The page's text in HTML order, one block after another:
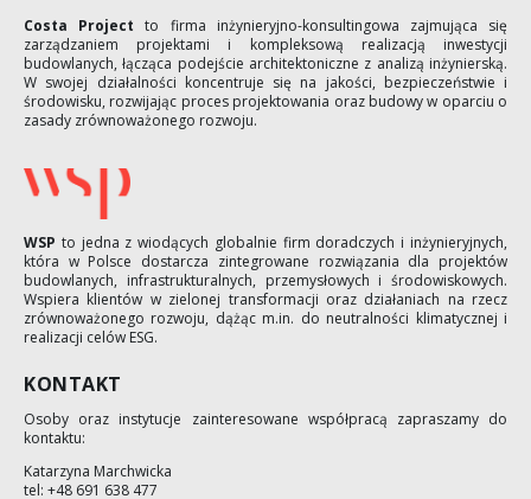
Costa Project to firma inżynieryjno-konsultingowa zajmująca się
zarządzaniem projektami i kompleksową realizacją inwestycji
budowlanych, łącząca podejście architektoniczne z analizą inżynierską.
W swojej działalności koncentruje się na jakości, bezpieczeństwie i
środowisku, rozwijając proces projektowania oraz budowy w oparciu o
zasady zrównoważonego rozwoju.
WSP to jedna z wiodących globalnie firm doradczych i inżynieryjnych,
która w Polsce dostarcza zintegrowane rozwiązania dla projektów
budowlanych, infrastrukturalnych, przemysłowych i środowiskowych.
Wspiera klientów w zielonej transformacji oraz działaniach na rzecz
zrównoważonego rozwoju, dążąc m.in. do neutralności klimatycznej i
realizacji celów ESG.
KONTAKT
Osoby oraz instytucje zainteresowane współpracą zapraszamy do
kontaktu:
Katarzyna Marchwicka
tel: +48 691 638 477